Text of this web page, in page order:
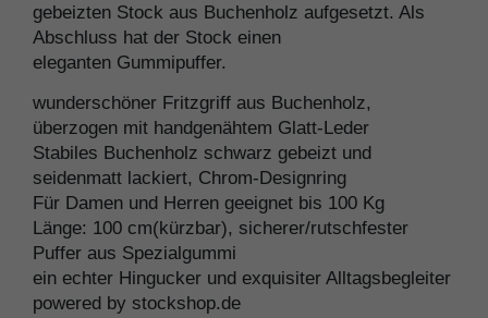
gebeizten Stock aus Buchenholz aufgesetzt. Als
Abschluss hat der Stock einen
eleganten Gummipuffer.
wunderschöner Fritzgriff aus Buchenholz,
überzogen mit handgenähtem Glatt-Leder
Stabiles Buchenholz schwarz gebeizt und
seidenmatt lackiert, Chrom-Designring
Für Damen und Herren geeignet bis 100 Kg
Länge: 100 cm(kürzbar), sicherer/rutschfester
Puffer aus Spezialgummi
ein echter Hingucker und exquisiter Alltagsbegleiter
powered by stockshop.de